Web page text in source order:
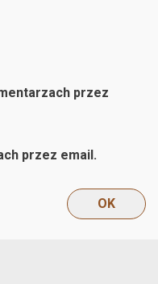
przez
przez email.